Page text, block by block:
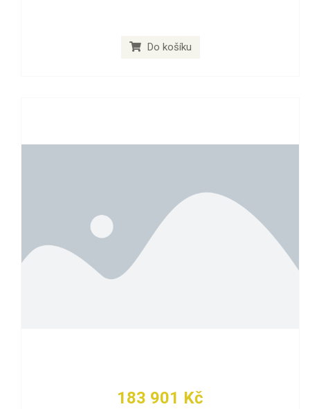
Do košíku
183 901 Kč